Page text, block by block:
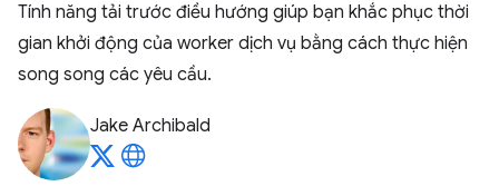
Tính năng tải trước điều hướng giúp bạn khắc phục thời
gian khởi động của worker dịch vụ bằng cách thực hiện
song song các yêu cầu.
Jake Archibald